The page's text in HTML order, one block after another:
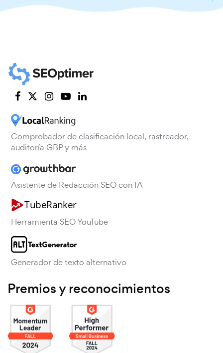
Comprobador de clasificación local, rastreador,
auditoría GBP y más
Asistente de Redacción SEO con IA
Herramienta SEO YouTube
Generador de texto alternativo
Premios y reconocimientos